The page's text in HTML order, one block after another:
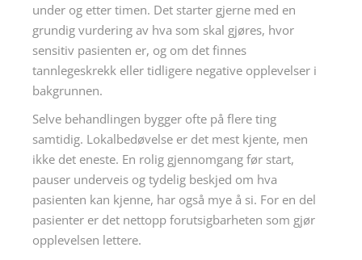
under og etter timen. Det starter gjerne med en
grundig vurdering av hva som skal gjøres, hvor
sensitiv pasienten er, og om det finnes
tannlegeskrekk eller tidligere negative opplevelser i
bakgrunnen.
Selve behandlingen bygger ofte på flere ting
samtidig. Lokalbedøvelse er det mest kjente, men
ikke det eneste. En rolig gjennomgang før start,
pauser underveis og tydelig beskjed om hva
pasienten kan kjenne, har også mye å si. For en del
pasienter er det nettopp forutsigbarheten som gjør
opplevelsen lettere.